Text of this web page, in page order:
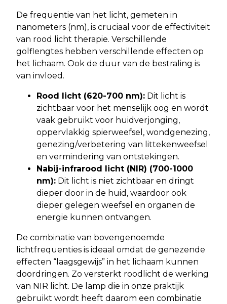
De frequentie van het licht, gemeten in
nanometers (nm), is cruciaal voor de effectiviteit
van rood licht therapie. Verschillende
golflengtes hebben verschillende effecten op
het lichaam. Ook de duur van de bestraling is
van invloed.
Rood licht (620-700 nm): Dit licht is
zichtbaar voor het menselijk oog en wordt
vaak gebruikt voor huidverjonging,
oppervlakkig spierweefsel, wondgenezing,
genezing/verbetering van littekenweefsel
en vermindering van ontstekingen.
Nabij-infrarood licht (NIR) (700-1000
nm): Dit licht is niet zichtbaar en dringt
dieper door in de huid, waardoor ook
dieper gelegen weefsel en organen de
energie kunnen ontvangen.
De combinatie van bovengenoemde
lichtfrequenties is ideaal omdat de genezende
effecten “laagsgewijs” in het lichaam kunnen
doordringen. Zo versterkt roodlicht de werking
van NIR licht. De lamp die in onze praktijk
gebruikt wordt heeft daarom een combinatie